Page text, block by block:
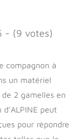
- (9 votes)
compagnon à
un matériel
2 gamelles en
peut
pour répondre